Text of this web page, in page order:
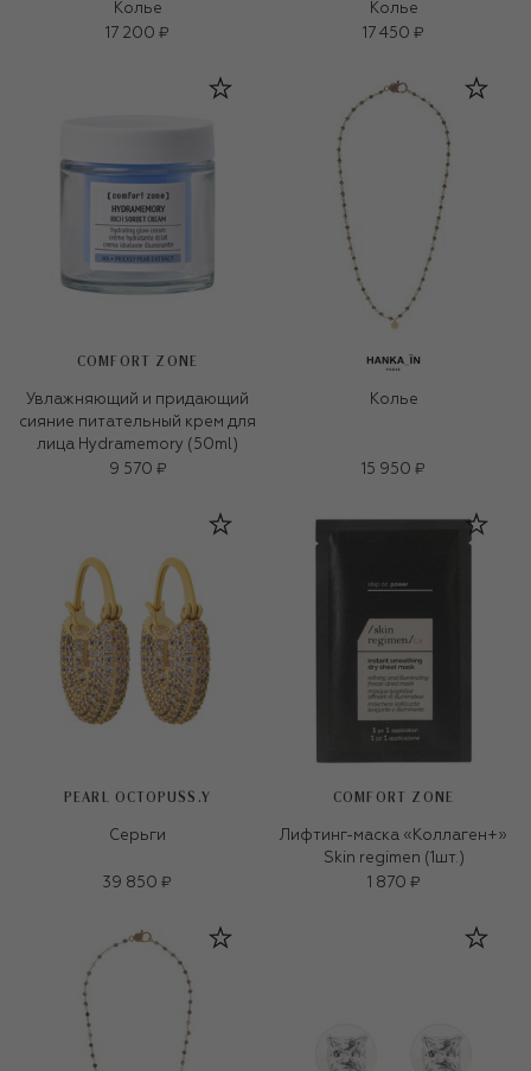
Колье
17 200 ₽
Колье
17 450 ₽
COMFORT ZONE
Увлажняющий и придающий
сияние питательный крем для
лица Hydramemory (50ml)
9 570 ₽
Колье
15 950 ₽
PEARL OCTOPUSS.Y
Серьги
39 850 ₽
COMFORT ZONE
Лифтинг-маска «Коллаген+»
Skin regimen (1шт.)
1 870 ₽